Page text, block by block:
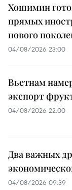
Хошимин
прямых
нового
04/08/2026 23:00
Вьетнам
экспорт
04/08/2026 22:00
Два важных
04/08/2026 09:39